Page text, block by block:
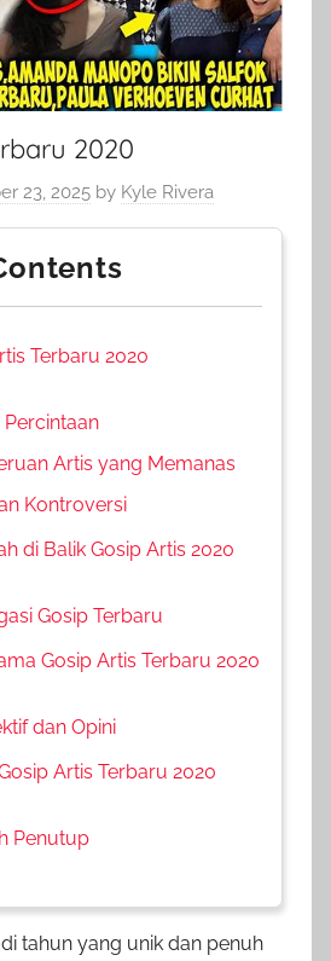
2020
23, 2025 by Kyle Rivera
Terbaru 2020
Percintaan
Artis yang Memanas
Kontroversi
di Balik Gosip Artis 2020
Gosip Terbaru
Gosip Artis Terbaru 2020
dan Opini
Artis Terbaru 2020
Penutup
tahun yang unik dan penuh